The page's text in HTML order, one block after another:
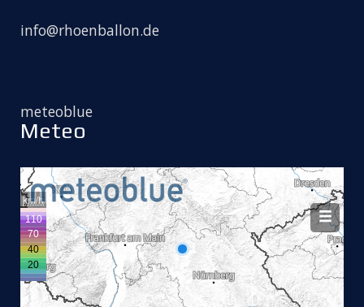
info@rhoenballon.de
meteoblue
Meteo